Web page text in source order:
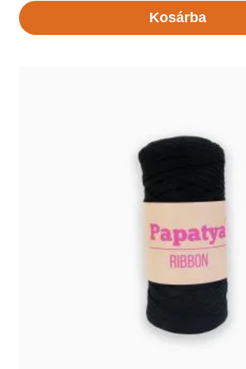
Kosárba